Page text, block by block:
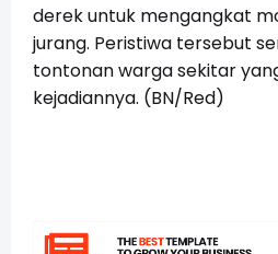
derek untuk mengangkat
jurang. Peristiwa tersebut
tontonan warga sekitar
kejadiannya. (BN/Red)